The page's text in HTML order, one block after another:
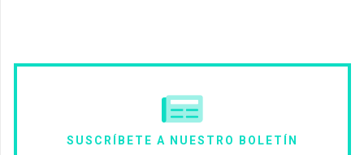
SUSCRÍBETE A NUESTRO BOLETÍN